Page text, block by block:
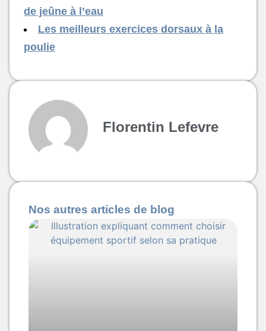
de jeûne à l’eau
Les meilleurs exercices dorsaux à la
poulie
Florentin Lefevre
Nos autres articles de blog